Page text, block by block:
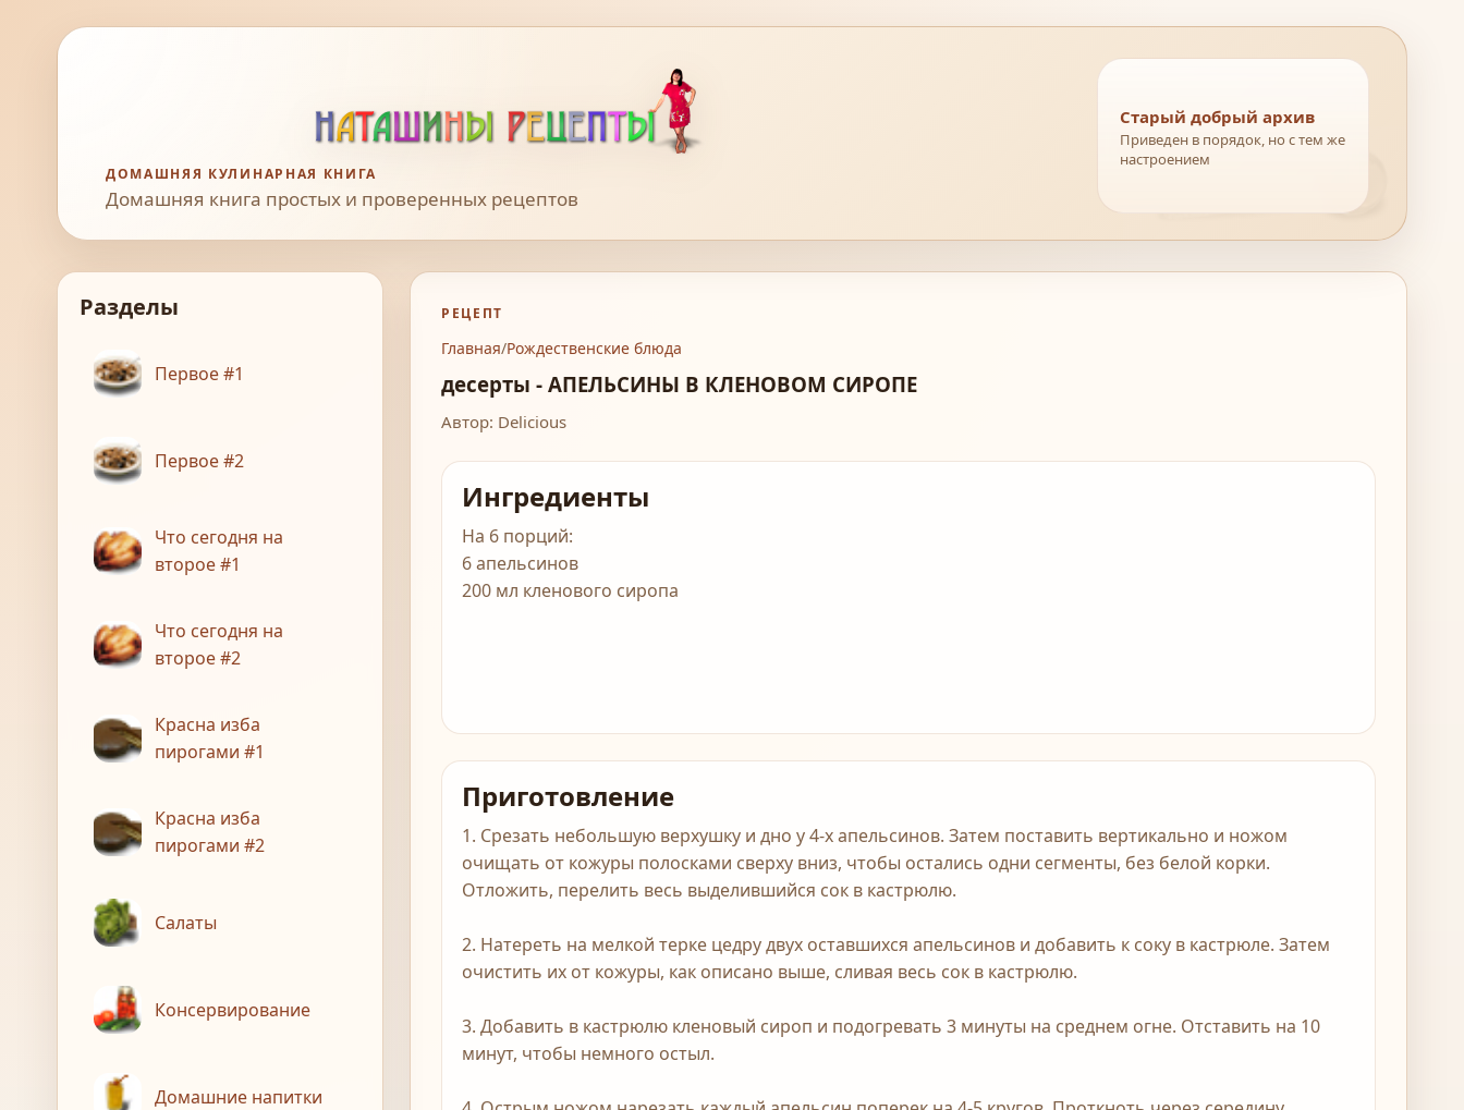
ДОМАШНЯЯ КУЛИНАРНАЯ КНИГА
Домашняя книга простых и проверенных рецептов
Старый добрый архив
Приведен в порядок, но с тем же
настроением
Разделы
Первое #1
Первое #2
Что сегодня на
второе #1
Что сегодня на
второе #2
Красна изба
пирогами #1
Красна изба
пирогами #2
Салаты
Консервирование
Домашние напитки
РЕЦЕПТ
Главная/Рождественские блюда
десерты - АПЕЛЬСИНЫ В КЛЕНОВОМ СИРОПЕ
Автор: Delicious
Ингредиенты
На 6 порций:
6 апельсинов
200 мл кленового сиропа
Приготовление
1. Срезать небольшую верхушку и дно у 4-х апельсинов. Затем поставить вертикально и ножом
очищать от кожуры полосками сверху вниз, чтобы остались одни сегменты, без белой корки.
Отложить, перелить весь выделившийся сок в кастрюлю.
2. Натереть на мелкой терке цедру двух оставшихся апельсинов и добавить к соку в кастрюле. Затем
очистить их от кожуры, как описано выше, сливая весь сок в кастрюлю.
3. Добавить в кастрюлю кленовый сироп и подогревать 3 минуты на среднем огне. Отставить на 10
минут, чтобы немного остыл.